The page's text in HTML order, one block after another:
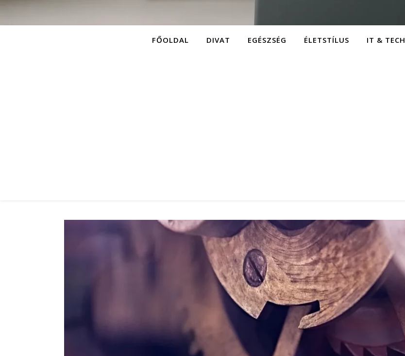
FŐOLDAL DIVAT EGÉSZSÉG ÉLETSTÍLUS IT & TECH